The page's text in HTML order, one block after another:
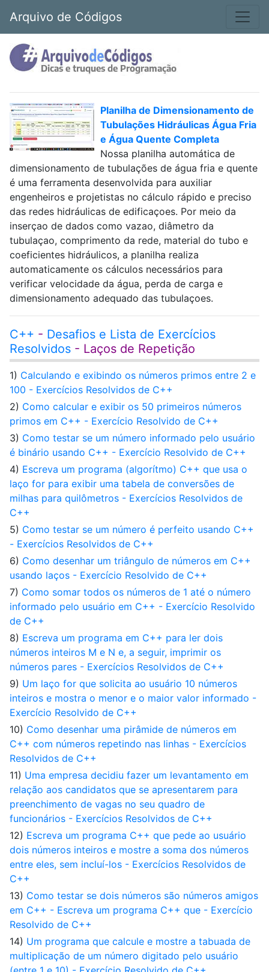
Arquivo de Códigos
Planilha de Dimensionamento de
Tubulações Hidráulicas Água Fria
e Água Quente Completa
Nossa planilha automática de
dimensionamento de tubulações de água fria e quente
é uma ferramenta desenvolvida para auxiliar
engenheiros e projetistas no cálculo rápido e preciso
das redes hidráulicas de edificaçoes. Por meio da
inserçao de dados como vazao, diâmetro da
tubulaçao, comprimento da rede, material do tubo e
coeficientes hidráulicos, a planilha realiza
automaticamente os cálculos necessários para
verificar velocidade da água, perda de carga e
dimensionamento adequado das tubulaçoes.
C++ - Desafios e Lista de Exercícios
Resolvidos - Laços de Repetição
1) Calculando e exibindo os números primos entre 2 e
100 - Exercícios Resolvidos de C++
2) Como calcular e exibir os 50 primeiros números
primos em C++ - Exercício Resolvido de C++
3) Como testar se um número informado pelo usuário
é binário usando C++ - Exercício Resolvido de C++
4) Escreva um programa (algorítmo) C++ que usa o
laço for para exibir uma tabela de conversões de
milhas para quilômetros - Exercícios Resolvidos de
C++
5) Como testar se um número é perfeito usando C++
- Exercícios Resolvidos de C++
6) Como desenhar um triângulo de números em C++
usando laços - Exercício Resolvido de C++
7) Como somar todos os números de 1 até o número
informado pelo usuário em C++ - Exercício Resolvido
de C++
8) Escreva um programa em C++ para ler dois
números inteiros M e N e, a seguir, imprimir os
números pares - Exercícios Resolvidos de C++
9) Um laço for que solicita ao usuário 10 números
inteiros e mostra o menor e o maior valor informado -
Exercício Resolvido de C++
10) Como desenhar uma pirâmide de números em
C++ com números repetindo nas linhas - Exercícios
Resolvidos de C++
11) Uma empresa decidiu fazer um levantamento em
relação aos candidatos que se apresentarem para
preenchimento de vagas no seu quadro de
funcionários - Exercícios Resolvidos de C++
12) Escreva um programa C++ que pede ao usuário
dois números inteiros e mostre a soma dos números
entre eles, sem incluí-los - Exercícios Resolvidos de
C++
13) Como testar se dois números são números amigos
em C++ - Escreva um programa C++ que - Exercício
Resolvido de C++
14) Um programa que calcule e mostre a tabuada de
multiplicação de um número digitado pelo usuário